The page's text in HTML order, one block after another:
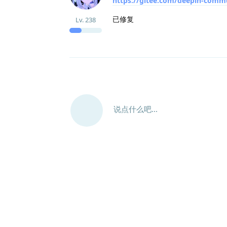
Lv.238
已修复
说点什么吧...